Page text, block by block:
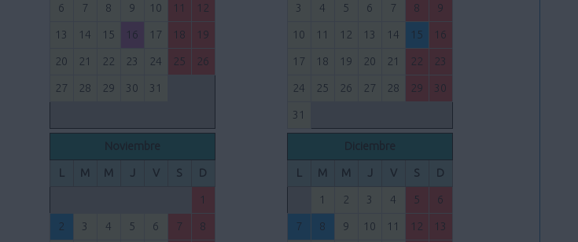
6 7 8 9 10 11 12
13 14 15 16 17 18 19
20 21 22 23 24 25 26
27 28 29 30 31
3 4 5 6 7 8 9
10 11 12 13 14 15 16
17 18 19 20 21 22 23
24 25 26 27 28 29 30
31
L M M J V S D
1
2 3 4 5 6 7 8
L M M J V S D
1 2 3 4 5 6
7 8 9 10 11 12 13